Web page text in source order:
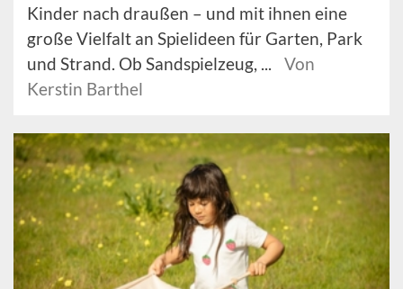
Kinder nach draußen – und mit ihnen eine
große Vielfalt an Spielideen für Garten, Park
und Strand. Ob Sandspielzeug, ...
Von
Kerstin Barthel